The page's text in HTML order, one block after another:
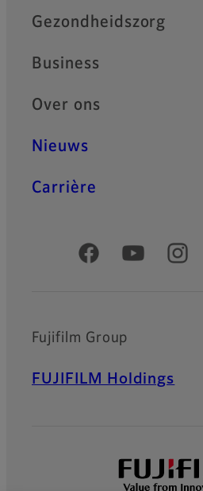
Gezondheidszorg
Business
Over ons
Nieuws
Carrière
Officiële sociale media
Fujifilm Group
FUJIFILM Holdings